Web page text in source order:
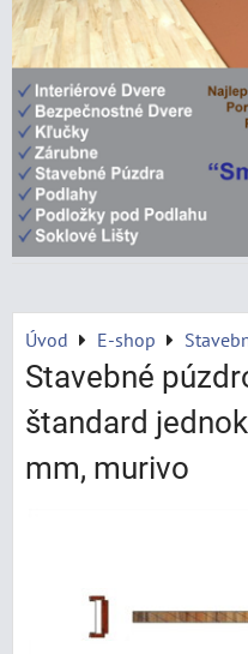
Úvod E-shop
Stavebné
štandard
mm, murivo